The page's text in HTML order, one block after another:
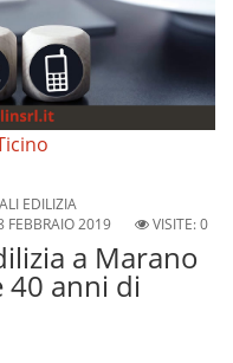
EDILIZIA
FEBBRAIO 2019 VISITE: 0
a Marano
40 anni di